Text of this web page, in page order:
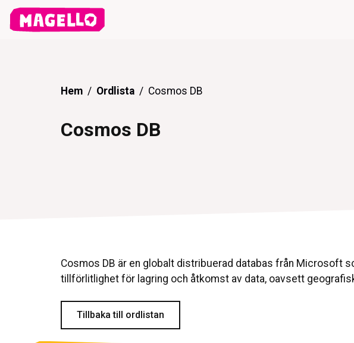
Hem Ordlista Cosmos DB
Cosmos DB
Cosmos DB är en globalt distribuerad databas från Microsoft
tillförlitlighet för lagring och åtkomst av data, oavsett
Tillbaka till ordlistan